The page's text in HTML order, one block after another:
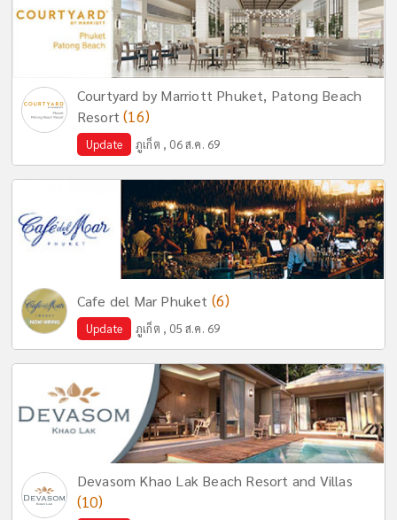
Courtyard by Marriott Phuket, Patong Beach
Resort(16)
Update ภูเก็ต , 06 ส.ค. 69
Cafe del Mar Phuket (6)
Update ภูเก็ต , 05 ส.ค. 69
Devasom Khao Lak Beach Resort and Villas
(10)